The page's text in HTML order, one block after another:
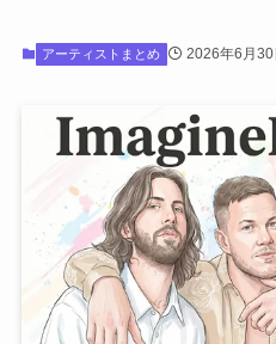
アーティストまとめ 2026年6月30